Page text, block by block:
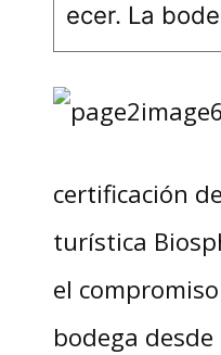
ecer. La
certificación
turística
el
bodega